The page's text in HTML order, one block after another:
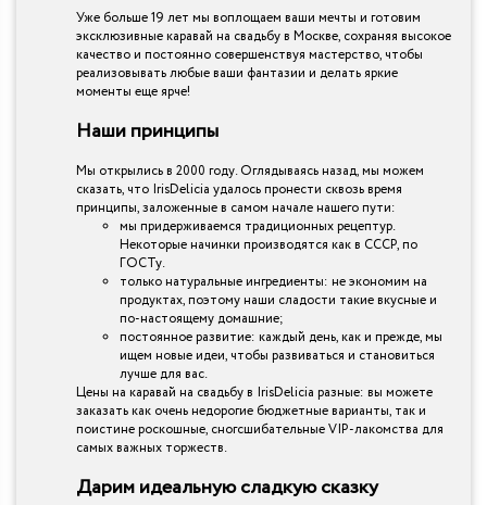
Уже больше 19 лет мы воплощаем ваши мечты и готовим
эксклюзивные каравай на свадьбу в Москве, сохраняя высокое
качество и постоянно совершенствуя мастерство, чтобы
реализовывать любые ваши фантазии и делать яркие
моменты еще ярче!
Наши принципы
Мы открылись в 2000 году. Оглядываясь назад, мы можем
сказать, что IrisDelicia удалось пронести сквозь время
принципы, заложенные в самом начале нашего пути:
мы придерживаемся традиционных рецептур.
Некоторые начинки производятся как в СССР, по
ГОСТу.
только натуральные ингредиенты: не экономим на
продуктах, поэтому наши сладости такие вкусные и
по-настоящему домашние;
постоянное развитие: каждый день, как и прежде, мы
ищем новые идеи, чтобы развиваться и становиться
лучше для вас.
Цены на каравай на свадьбу в IrisDelicia разные: вы можете
заказать как очень недорогие бюджетные варианты, так и
поистине роскошные, сногсшибательные VIP-лакомства для
самых важных торжеств.
Дарим идеальную сладкую сказку